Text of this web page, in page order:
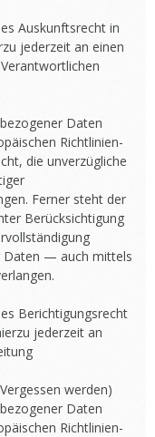
Auskunftsrecht in
jederzeit an einen
Daten
Richtlinien-
die unverzügliche
Ferner steht der
Berücksichtigung
Daten — auch mittels
Berichtigungsrecht
jederzeit an
werden)
Daten
Richtlinien-